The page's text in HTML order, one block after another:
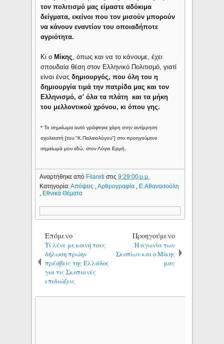
τον πολιτισμό μας είμαστε αδόκιμα
δείγματα, εκείνοι που τον μισούν μπορούν
να κάνουν εναντίον του οποιαδήποτε
αγριότητα.
Κι ο Μίκης, όπως και να το κάνουμε, έχει
σπουδαία θέση στον Ελληνικό Πολιτισμό, γιατί
είναι έναςδημιουργός, που όλη του η
δημιουργία τιμά την πατρίδα μας και τον
Ελληνισμό, σ' όλα τα πλάτη και τα μήκη
του μελλοντικού χρόνου, κι όπου γης.
* Το σημείωμα αυτό γράφτηκε χάρη στην αντίρρηση
σχολιαστή [του "Κ.Παλαιολόγου"] στο προηγούμενο
σημείωμά μου εδώ, στον Λόγιο Ερμή.
Αναρτήθηκε από Filaretiστις9:29:00 μ.μ.
Κατηγορία:Απόψεις ,Αρθρογραφία , Ε.Αθανασούλη
, Εθνικά Θέματα
Επόμενο
Τί λένε με κοινή τους
δήλωση πρώην
πρέσβεις της Ελλάδος
για τις Σκοπιανές
επιδιώξεις
Προηγούμενο
Η αγωνία των
Σκοπίων και ο Μίκης
μας